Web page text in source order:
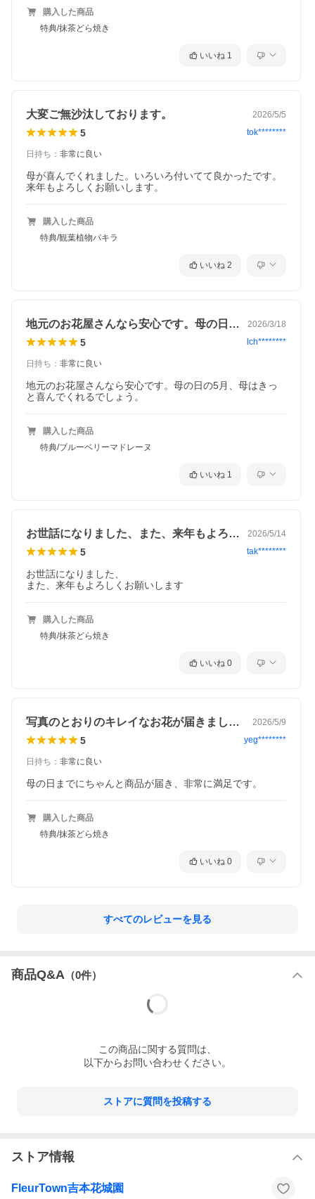
購入した商品
特典/抹茶どら焼き
いいね 1
大変ご無沙汰しております。 2026/5/5
5 tok********
日持ち ： 非常に良い
母が喜んでくれました。いろいろ付いてて良かったです。
来年もよろしくお願いします。
購入した商品
特典/観葉植物パキラ
いいね 2
地元のお花屋さんなら安心です。母の日の… 2026/3/18
5 lch********
日持ち ： 非常に良い
地元のお花屋さんなら安心です。母の日の5月、母はきっ
と喜んでくれるでしょう。
購入した商品
特典/ブルーベリーマドレーヌ
いいね 1
お世話になりました、また、来年もよろし… 2026/5/14
5 tak********
お世話になりました、
購入した商品
特典/抹茶どら焼き
いいね 0
写真のとおりのキレイなお花が届きました。 2026/5/9
5 yeg********
日持ち ： 非常に良い
購入した商品
特典/抹茶どら焼き
いいね 0
すべてのレビューを見る
商品Q&A （0件）
この商品に関する質問は、
以下からお問い合わせください。
ストアに質問を投稿する
ストア情報
FleurTown吉本花城園